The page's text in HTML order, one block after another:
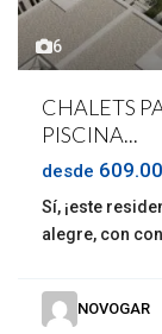
6
CHALETS
PISCINA...
desde
Sí, ¡este
alegre, con
NOVOGAR